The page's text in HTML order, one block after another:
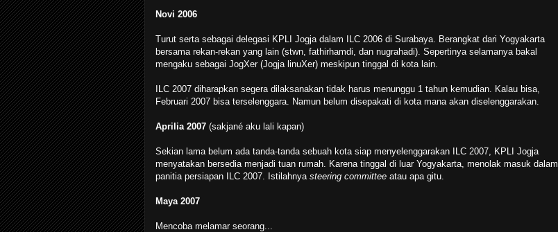
Novi 2006
Turut serta sebagai delegasi KPLI Jogja dalam ILC 2006 di Surabaya. Berangkat dari Yogyakarta
bersama rekan-rekan yang lain (stwn, fathirhamdi, dan nugrahadi). Sepertinya selamanya bakal
mengaku sebagai JogXer (Jogja linuXer) meskipun tinggal di kota lain.
ILC 2007 diharapkan segera dilaksanakan tidak harus menunggu 1 tahun kemudian. Kalau bisa,
Februari 2007 bisa terselenggara. Namun belum disepakati di kota mana akan diselenggarakan.
Aprilia 2007 (sakjané aku lali kapan)
Sekian lama belum ada tanda-tanda sebuah kota siap menyelenggarakan ILC 2007, KPLI Jogja
menyatakan bersedia menjadi tuan rumah. Karena tinggal di luar Yogyakarta, menolak masuk dalam
panitia persiapan ILC 2007. Istilahnya steering committee atau apa gitu.
Maya 2007
Mencoba melamar seorang...